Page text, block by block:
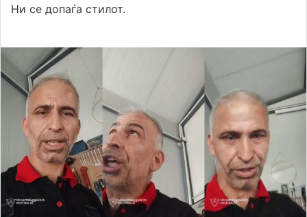
Ни се допаѓа стилот.